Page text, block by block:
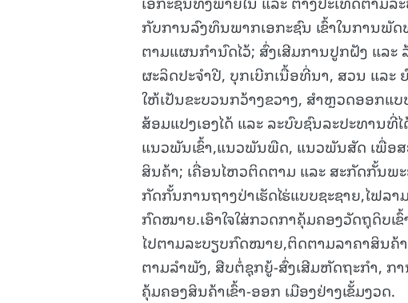
ກັບການລົງທຶນພາກເອກະຊົນ ເຂົ້າໃນການພັ
ຕາມແຜນກໍານົດໄວ້; ສົ່ງເສີມການປູກຝັງ ແລະ
ຜະລິດປະຈໍາປີ, ບຸກເບີກເນື້ອທີ່ນາ, ສວນ ແລ
ໃຫ້ເປັນຂະບວນກວ້າງຂວາງ, ສໍາຫຼວດອອກແ
ສ້ອມແປງເອງໄດ້ ແລະ ລະບົບຊົນລະປະທານ
ແນວພັນເຂົ້າ,ແນວພັນພືດ, ແນວພັນສັດ ເພື່ອ
ສິນຄ້າ; ເຄື່ອນໄຫວຕິດຕາມ ແລະ ສະກັດກັ້ນພ
ກັດກັ້ນການຖາງປ່າເຮັດໄຮ່ແບບຊະຊາຍ,ໄຟລ
ກົດໝາຍ.ເອົາໃຈໃສ່ກວດກາຄຸ້ມຄອງວັດຖຸດິບ
ໄປຕາມລະບຽບກົດໝາຍ,ຕິດຕາມລາຄາສິນຄ້
ຕາມລໍາພັງ, ສືບຕໍ່ຊຸກຍູ້-ສົ່ງເສີມຫັດຖະກໍາ, ກ
ຄຸ້ມຄອງສິນຄ້າເຂົ້າ-ອອກ ເມືອງຢ່າງເຂັ້ມງວດ.